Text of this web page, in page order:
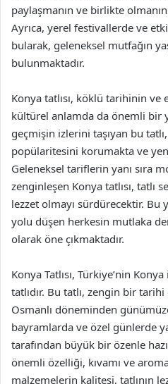
paylaşmanın ve birlikte
Ayrıca, yerel festivallerde ve
bularak, geleneksel mutfağın
bulunmaktadır.
Konya tatlısı, köklü tarihinin ve
kültürel anlamda da önemli bir
geçmişin izlerini taşıyan bu
popülaritesini korumakta ve
Geleneksel tariflerin yanı sıra
zenginleşen Konya tatlısı, tatlı
lezzet olmayı sürdürecektir. Bu
yolu düşen herkesin mutlaka
olarak öne çıkmaktadır.
Konya Tatlısı, Türkiye’nin
tatlıdır. Bu tatlı, zengin bir
Osmanlı döneminden
bayramlarda ve özel günlerde
tarafından büyük bir özenle
önemli özelliği, kıvamı ve
malzemelerin kalitesi, tatlının